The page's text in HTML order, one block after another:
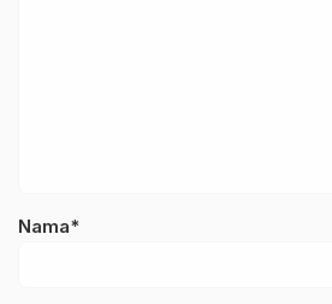
Nama*